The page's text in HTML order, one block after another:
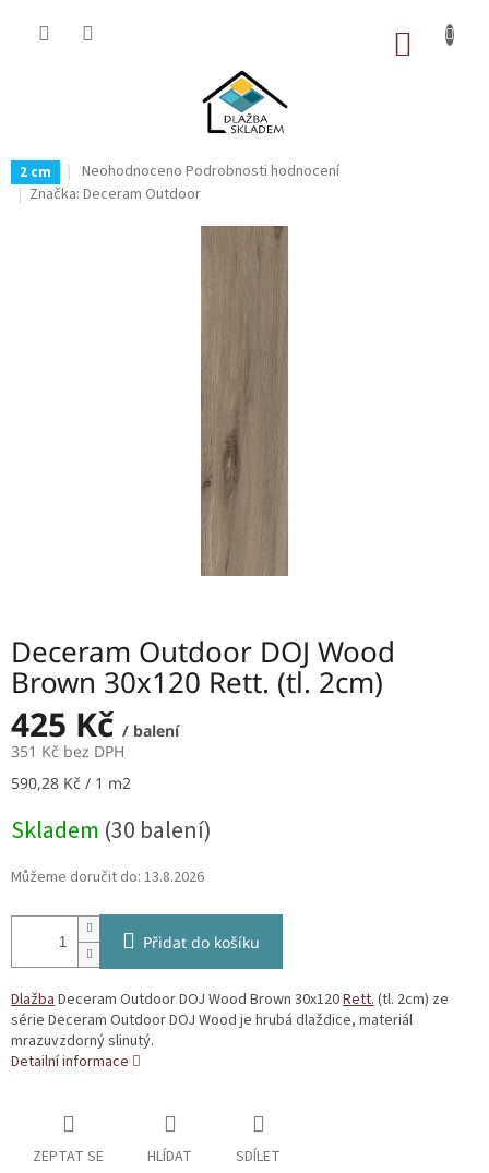
2 cm
Průměrné
hodnocení
Neohodnoceno Podrobnosti hodnocení
Značka: Deceram Outdoor
Deceram Outdoor DOJ Wood
Brown 30x120 Rett. (tl. 2cm)
425 Kč / balení
351 Kč bez DPH
Měrná
590,28 Kč / 1 m2
Skladem (30 balení)
Můžeme doručit do: 13.8.2026
Přidat do košíku
DlažbaDeceram Outdoor DOJ Wood Brown 30x120Rett.(tl. 2cm) ze
série Deceram Outdoor DOJ Wood je hrubá dlaždice, materiál
mrazuvzdorný slinutý.
Detailní informace
ZEPTAT SE HLÍDAT SDÍLET